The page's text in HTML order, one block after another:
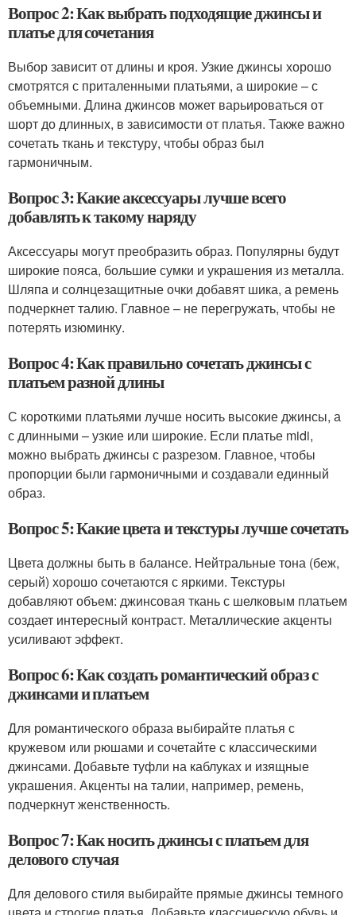
Вопрос 2: Как выбрать подходящие джинсы и
платье для сочетания
Выбор зависит от длины и кроя. Узкие джинсы хорошо
смотрятся с приталенными платьями, а широкие – с
объемными. Длина джинсов может варьироваться от
шорт до длинных, в зависимости от платья. Также важно
сочетать ткань и текстуру, чтобы образ был
гармоничным.
Вопрос 3: Какие аксессуары лучше всего
добавлять к такому наряду
Аксессуары могут преобразить образ. Популярны будут
широкие пояса, большие сумки и украшения из металла.
Шляпа и солнцезащитные очки добавят шика, а ремень
подчеркнет талию. Главное – не перегружать, чтобы не
потерять изюминку.
Вопрос 4: Как правильно сочетать джинсы с
платьем разной длины
С короткими платьями лучше носить высокие джинсы, а
с длинными – узкие или широкие. Если платье midi,
можно выбрать джинсы с разрезом. Главное, чтобы
пропорции были гармоничными и создавали единный
образ.
Вопрос 5: Какие цвета и текстуры лучше сочетать
Цвета должны быть в балансе. Нейтральные тона (беж,
серый) хорошо сочетаются с яркими. Текстуры
добавляют объем: джинсовая ткань с шелковым платьем
создает интересный контраст. Металлические акценты
усиливают эффект.
Вопрос 6: Как создать романтический образ с
джинсами и платьем
Для романтического образа выбирайте платья с
кружевом или рюшами и сочетайте с классическими
джинсами. Добавьте туфли на каблуках и изящные
украшения. Акценты на талии, например, ремень,
подчеркнут женственность.
Вопрос 7: Как носить джинсы с платьем для
делового случая
Для делового стиля выбирайте прямые джинсы темного